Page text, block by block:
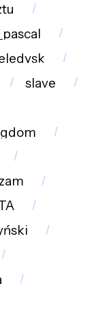
slave